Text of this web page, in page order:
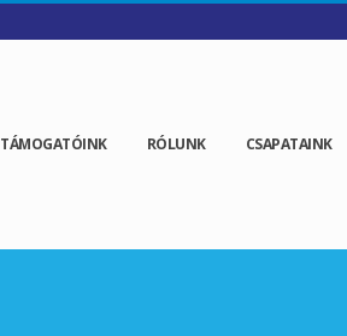
TÁMOGATÓINK RÓLUNK CSAPATAINK